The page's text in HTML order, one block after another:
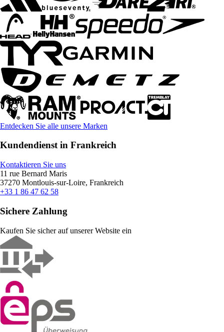
Entdecken Sie alle unsere Marken
Kundendienst in Frankreich
Kontaktieren Sie uns
11 rue Bernard Maris
37270 Montlouis-sur-Loire, Frankreich
+33 1 86 47 62 58
Sichere Zahlung
Kaufen Sie sicher auf unserer Website ein